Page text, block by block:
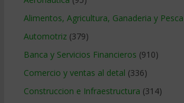
Alimentos, Agricultura, Ganaderia y Pesca
Automotriz(379)
Banca y Servicios Financieros (910)
Comercio y ventas al detal (336)
Construccion e Infraestructura (314)